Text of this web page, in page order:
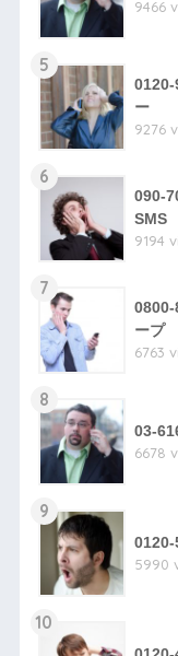
9466
5
ー
9276
6
090-
SMS
9194
7
ープ
6763
8
03-
6678
9
5990
10